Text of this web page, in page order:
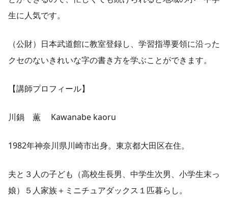
生に人気です。
（公財）日本武道館に教室登録し、学習指導要領に沿った
クセのないきれいな字の書き方を学ぶことができます。
【講師プロフィール】
川鍋 薫 Kawanabe kaoru
1982年神奈川県川崎市出身。東京都大田区在住。
夫と３人の子ども（高校生長男、中学生次男、小学生末っ
娘）５人家族＋ミニチュアダックス１匹暮らし。